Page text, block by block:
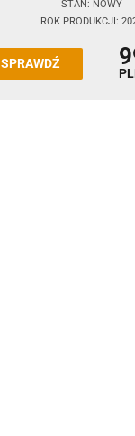
STAN: NOWY
ROK PRODUKCJI:
SPRAWDŹ